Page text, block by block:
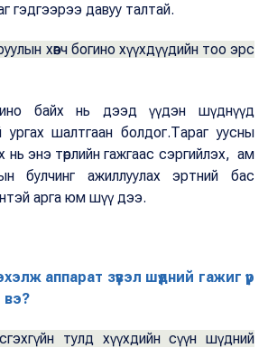
гэдгээрээ давуу талтай.
хөвч богино хүүхдүүдийн тоо эрс
байх нь дээд үүдэн шүднүүд
шалтгаан болдог.Тараг уусны
нь энэ төрлийн гажгаас сэргийлэх, ам
булчинг ажиллуулах эртний бас
арга юм шүү дээ.
аппарат зүүвэл шүдний гажиг үр
вэ?
тулд хүүхдийн сүүн шүдний